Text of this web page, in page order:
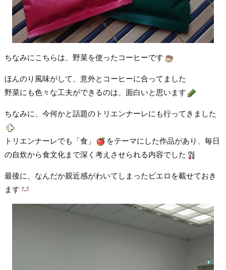
ちなみにこちらは、野菜を使ったコーヒーです
ほんのり風味がして、意外とコーヒーに合ってました
野菜にも色々な工夫ができるのは、面白いと思います
ちなみに、今何かと話題のトリエンナーレにも行ってきました
トリエンナーレでも「食」
をテーマにした作品があり、毎日
の自炊から食文化まで深く考えさせられる内容でした
最後に、なんだか親近感がわいてしまったピエロを載せておき
ます